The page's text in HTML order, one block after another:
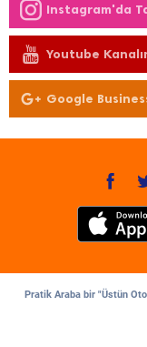
Instagram'da
Youtube
Google
Pratik Araba bir "Üstün